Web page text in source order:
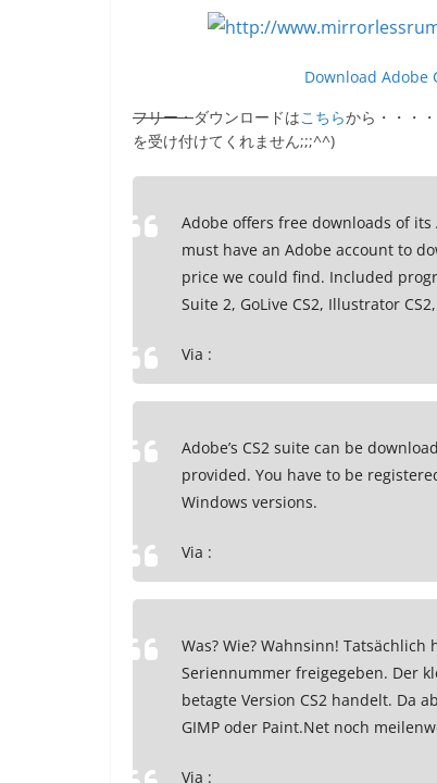
Download Adobe
フリー・ダウンロードはこちらから・・・
を受け付けてくれません;;;^^)
Adobe offers free downloads of its
must have an Adobe account to
price we could find. Included
Suite 2, GoLive CS2, Illustrator
Via :
Adobe’s CS2 suite can be
provided. You have to be
Windows versions.
Via :
Was? Wie? Wahnsinn!
Seriennummer freigegeben. Der
betagte Version CS2 handelt. Da
GIMP oder Paint.Net noch
Via :